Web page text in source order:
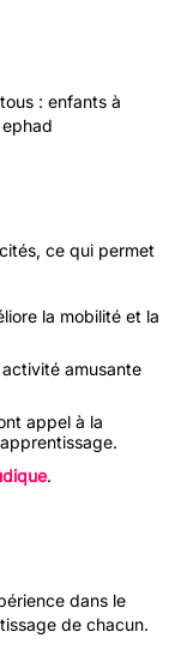
: enfants à
ce qui permet
la mobilité et la
amusante
appel à la
.
dans le
de chacun.